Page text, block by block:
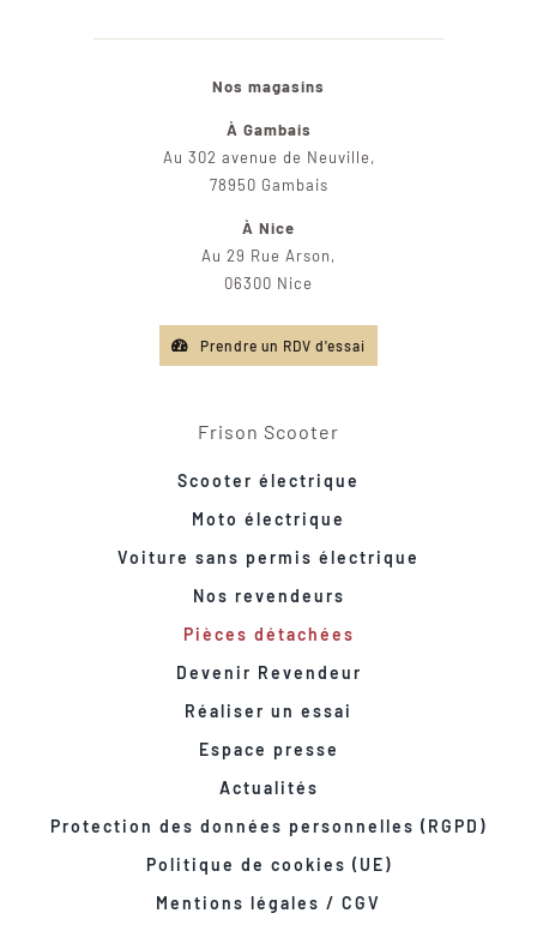
Nos magasins
À Gambais
Au 302 avenue de Neuville,
78950 Gambais
À Nice
Au 29 Rue Arson,
06300 Nice
Prendre un RDV d'essai
Frison Scooter
Scooter électrique
Moto électrique
Voiture sans permis électrique
Nos revendeurs
Pièces détachées
Devenir Revendeur
Réaliser un essai
Espace presse
Actualités
Protection des données personnelles (RGPD)
Politique de cookies (UE)
Mentions légales / CGV